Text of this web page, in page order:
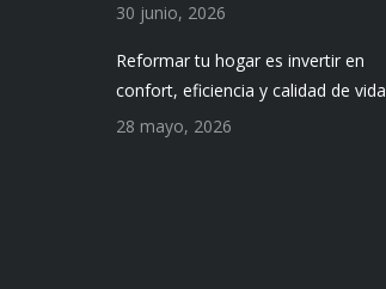
30 junio, 2026
Reformar tu hogar es invertir en
confort, eficiencia y calidad de vida
28 mayo, 2026